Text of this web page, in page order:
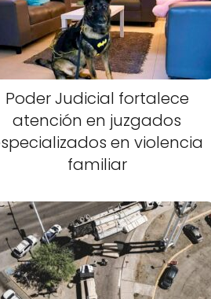
Poder Judicial fortalece
atención en juzgados
en violencia
familiar